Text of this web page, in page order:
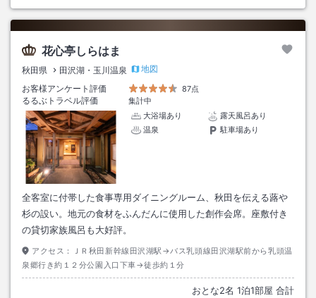
花心亭しらはま
秋田県 田沢湖・玉川温泉
地図
お客様アンケート評価
87点
るるぶトラベル評価
集計中
大浴場あり
露天風呂あり
温泉
駐車場あり
全客室に付帯した食事専用ダイニングルーム、秋田を伝える蕗や
杉の設い。地元の食材をふんだんに使用した創作会席。座敷付き
の貸切家族風呂も大好評。
アクセス：
ＪＲ秋田新幹線田沢湖駅→バス乳頭線田沢湖駅前から乳頭温
泉郷行き約１２分公園入口下車→徒歩約１分
おとな2名 1泊1部屋 合計